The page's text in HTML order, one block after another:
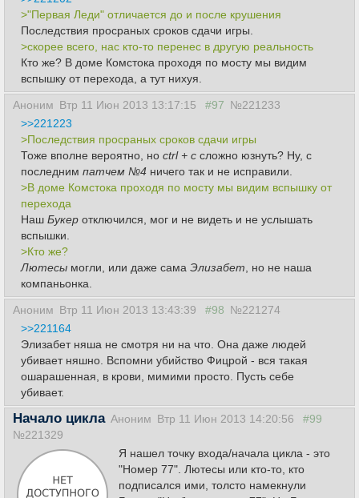
>"Первая Леди" отличается до и после крушения
Последствия просраных сроков сдачи игры.
>скорее всего, нас кто-то перенес в другую реальность
Кто же? В доме Комстока проходя по мосту мы видим
вспышку от перехода, а тут нихуя.
Аноним Втр 11 Июн 2013 13:17:15 #97 №221233
>>221223
>Последствия просраных сроков сдачи игры
Тоже вполне вероятно, но ctrl + c сложно юзнуть? Ну, с
последним патчем №4 ничего так и не исправили.
>В доме Комстока проходя по мосту мы видим вспышку от
перехода
Наш Букер отключился, мог и не видеть и не услышать
вспышки.
>Кто же?
Лютесы могли, или даже сама Элизабет , но не наша
компаньонка.
Аноним Втр 11 Июн 2013 13:43:39 #98 №221274
>>221164
Элизабет няша не смотря ни на что. Она даже людей
убивает няшно. Вспомни убийство Фицрой - вся такая
ошарашенная, в крови, мимими просто. Пусть себе
убивает.
Начало цикла Аноним Втр 11 Июн 2013 14:20:56
#99
№221329
Я нашел точку входа/начала цикла - это
"Номер 77". Лютесы или кто-то, кто
подписался ими, толсто намекнули